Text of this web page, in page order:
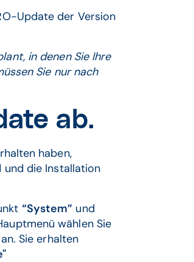
Update der Version
in denen Sie Ihre
Sie nur nach
ab.
haben,
und die Installation
“System” und
wählen Sie
an. Sie erhalten